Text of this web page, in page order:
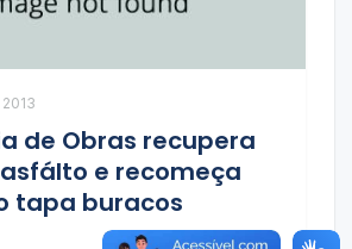
de Obras recupera
e recomeça
tapa buracos